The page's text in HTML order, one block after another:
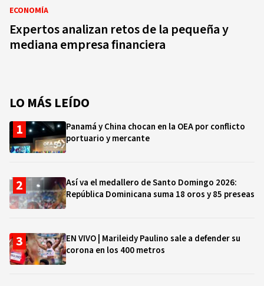
ECONOMÍA
Expertos analizan retos de la pequeña y
mediana empresa financiera
LO MÁS LEÍDO
Panamá y China chocan en la OEA por conflicto
portuario y mercante
Así va el medallero de Santo Domingo 2026:
República Dominicana suma 18 oros y 85 preseas
EN VIVO | Marileidy Paulino sale a defender su
corona en los 400 metros